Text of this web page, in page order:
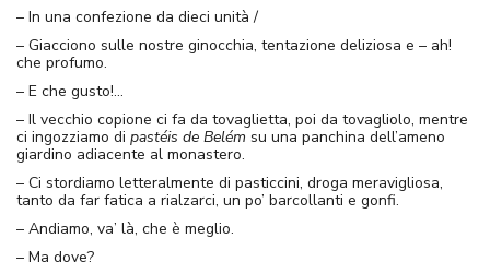
– In una confezione da dieci unità /
– Giacciono sulle nostre ginocchia, tentazione deliziosa e – ah!
che profumo.
– E che gusto!…
– Il vecchio copione ci fa da tovaglietta, poi da tovagliolo, mentre
ci ingozziamo di pastéis de Belém su una panchina dell’ameno
giardino adiacente al monastero.
– Ci stordiamo letteralmente di pasticcini, droga meravigliosa,
tanto da far fatica a rialzarci, un po’ barcollanti e gonfi.
– Andiamo, va’ là, che è meglio.
– Ma dove?